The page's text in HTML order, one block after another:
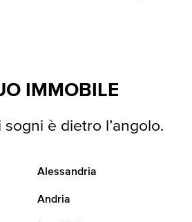
IMMOBILE
sogni è dietro l’angolo.
Alessandria
Andria